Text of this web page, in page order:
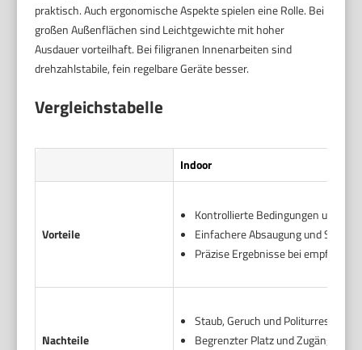
praktisch. Auch ergonomische Aspekte spielen eine Rolle. Bei
großen Außenflächen sind Leichtgewichte mit hoher
Ausdauer vorteilhaft. Bei filigranen Innenarbeiten sind
drehzahlstabile, fein regelbare Geräte besser.
Vergleichstabelle
Indoor
Vorteile
Kontrollierte Bedingungen und
Einfachere Absaugung und
Präzise Ergebnisse bei
Nachteile
Staub, Geruch und Politurreste im
Begrenzter Platz und